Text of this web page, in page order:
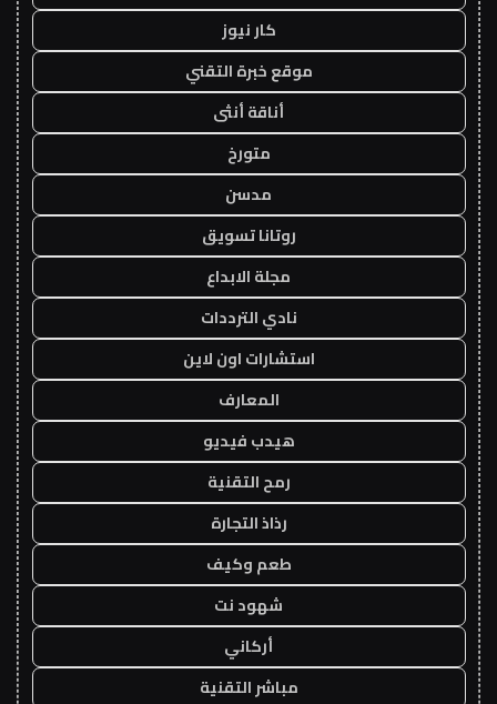
كار نيوز
موقع خبرة التقني
أناقة أنثى
متورخ
مدسن
روتانا تسويق
مجلة الابداع
نادي الترددات
استشارات اون لاين
المعارف
هيدب فيديو
رمح التقنية
رذاذ التجارة
طعم وكيف
شهود نت
أركاني
مباشر التقنية